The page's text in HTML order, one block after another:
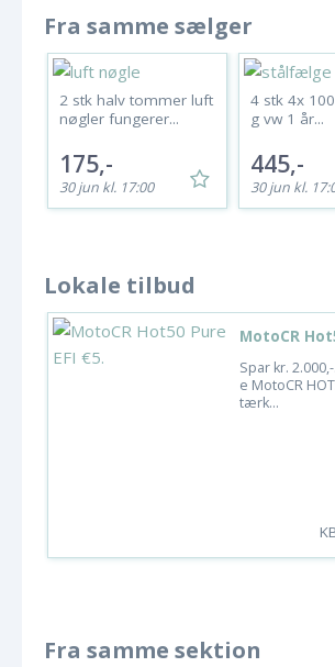
Fra samme sælger
2 stk halv tommer luft
nøgler fungerer...
175,-
30 jun kl. 17:00
4 stk 4x
g vw 1 år...
445,-
30 jun kl.
Lokale tilbud
MotoCR
Spar kr.
e MotoCR
tærk...
Fra samme sektion